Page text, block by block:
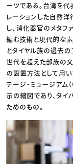
ーツである。台湾を代
レーションした自然洋
し、消化器官のメタフ
編む技術と現代的な素
とタイヤル族の過去の
世代を超えた部族の
の設置方法として用い
テージ・ミュージア
示の縮図であり、タイ
ためのもの。